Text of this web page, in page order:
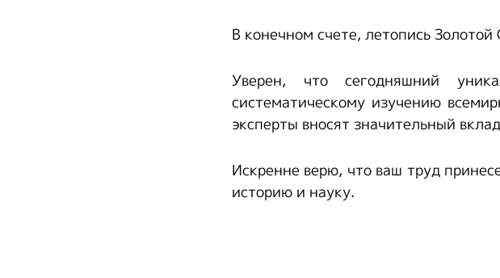
В конечном счете, летопись
Уверен, что сегодняшний
систематическому изучению
эксперты вносят значительный
Искренне верю, что ваш труд
историю и науку.